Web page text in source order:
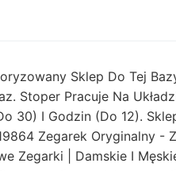
Sklep Do Tej
Stoper Pracuje Na
30) I Godzin (do 12).
Zegarek Oryginalny -
Zegarki | Damskie I